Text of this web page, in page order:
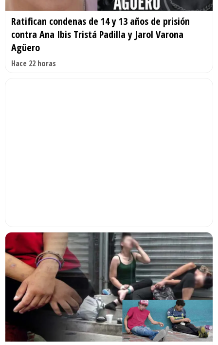
Ratifican condenas de 14 y 13 años de prisión
contra Ana Ibis Tristá Padilla y Jarol Varona
Agüero
Hace 22 horas